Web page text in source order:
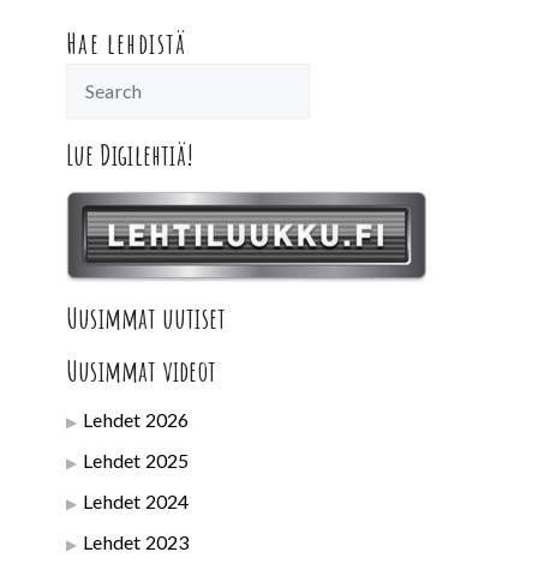
Hae lehdistä
Lue Digilehtiä!
Uusimmat uutiset
Uusimmat videot
Lehdet 2026
Lehdet 2025
Lehdet 2024
Lehdet 2023